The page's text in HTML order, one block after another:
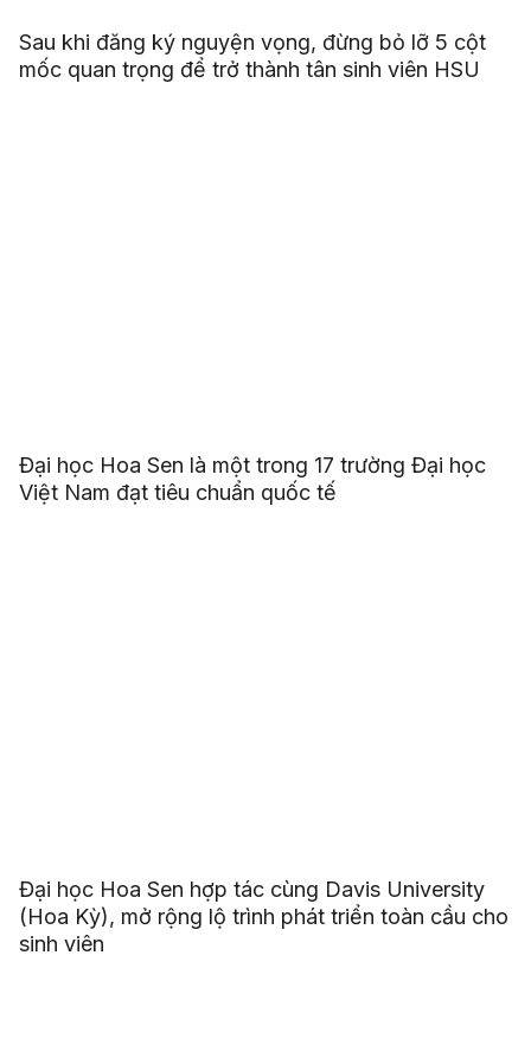
Sau khi đăng ký nguyện vọng, đừng bỏ lỡ 5 cột
mốc quan trọng để trở thành tân sinh viên HSU
Đại học Hoa Sen là một trong 17 trường Đại học
Việt Nam đạt tiêu chuẩn quốc tế
Đại học Hoa Sen hợp tác cùng Davis University
(Hoa Kỳ), mở rộng lộ trình phát triển toàn cầu cho
sinh viên